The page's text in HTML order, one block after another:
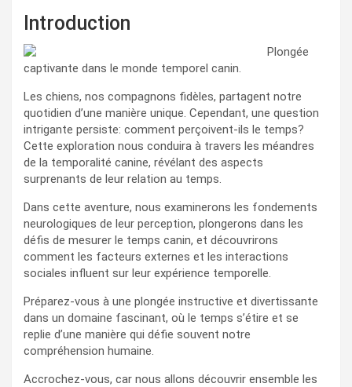
Introduction
Plongée
captivante dans le monde temporel canin.
Les chiens, nos compagnons fidèles, partagent notre
quotidien d’une manière unique. Cependant, une question
intrigante persiste: comment perçoivent-ils le temps?
Cette exploration nous conduira à travers les méandres
de la temporalité canine, révélant des aspects
surprenants de leur relation au temps.
Dans cette aventure, nous examinerons les fondements
neurologiques de leur perception, plongerons dans les
défis de mesurer le temps canin, et découvrirons
comment les facteurs externes et les interactions
sociales influent sur leur expérience temporelle.
Préparez-vous à une plongée instructive et divertissante
dans un domaine fascinant, où le temps s’étire et se
replie d’une manière qui défie souvent notre
compréhension humaine.
Accrochez-vous, car nous allons découvrir ensemble les